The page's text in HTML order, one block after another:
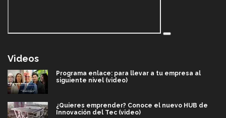
Videos
Programa enlace: para llevar a tu empresa al
siguiente nivel (video)
¿Quieres emprender? Conoce el nuevo HUB de
Innovación del Tec (video)